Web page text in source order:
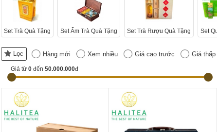
Set Trà Quà Tặng Set Ấm Trà Quà Tặng Set Trà Rượu Quà Tặng Set
Lọc Hàng mới Xem nhiều Giá cao trước Giá
Giá từ0 đến50.000.000đ